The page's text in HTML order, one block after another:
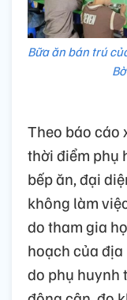
Bữa ăn bán trú
Theo báo cáo
thời điểm phụ
bếp ăn, đại
không làm
do tham gia
hoạch của
do phụ huynh